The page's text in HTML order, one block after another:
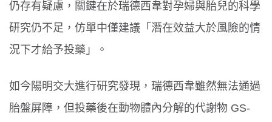
仍存有疑慮，關鍵在於瑞德西韋對孕婦與胎兒的科學
研究仍不足，仿單中僅建議「潛在效益大於風險的情
況下才給予投藥」。
如今陽明交大進行研究發現，瑞德西韋雖然無法通過
胎盤屏障，但投藥後在動物體內分解的代謝物 GS-